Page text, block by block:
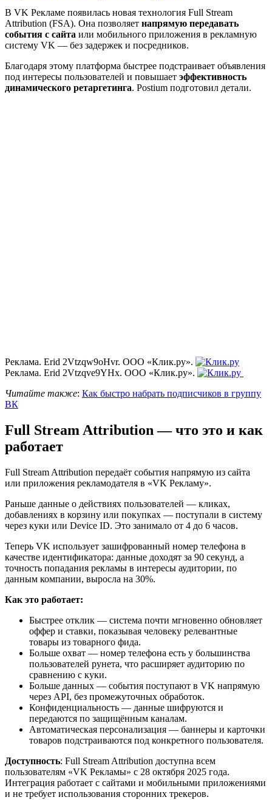
В VK Рекламе появилась новая технология Full Stream
Attribution (FSA). Она позволяет напрямую передавать
события с сайта или мобильного приложения в рекламную
систему VK — без задержек и посредников.
Благодаря этому платформа быстрее подстраивает объявления
под интересы пользователей и повышает эффективность
динамического ретаргетинга. Postium подготовил детали.
Реклама. Erid 2Vtzqw9oHvr. ООО «Клик.ру».
Реклама. Erid 2Vtzqve9YHx. ООО «Клик.ру».
Читайте также: Как быстро набрать подписчиков в группу
ВК
Full Stream Attribution — что это и как
работает
Full Stream Attribution передаёт события напрямую из сайта
или приложения рекламодателя в «VK Рекламу».
Раньше данные о действиях пользователей — кликах,
добавлениях в корзину или покупках — поступали в систему
через куки или Device ID. Это занимало от 4 до 6 часов.
Теперь VK использует зашифрованный номер телефона в
качестве идентификатора: данные доходят за 90 секунд, а
точность попадания рекламы в интересы аудитории, по
данным компании, выросла на 30%.
Как это работает:
Быстрее отклик — система почти мгновенно обновляет
оффер и ставки, показывая человеку релевантные
товары из товарного фида.
Больше охват — номер телефона есть у большинства
пользователей рунета, что расширяет аудиторию по
сравнению с куки.
Больше данных — события поступают в VK напрямую
через API, без промежуточных обработок.
Конфиденциальность — данные шифруются и
передаются по защищённым каналам.
Автоматическая персонализация — баннеры и карточки
товаров подстраиваются под конкретного пользователя.
Доступность: Full Stream Attribution доступна всем
пользователям «VK Рекламы» с 28 октября 2025 года.
Интеграция работает с сайтами и мобильными приложениями
и не требует использования сторонних трекеров.